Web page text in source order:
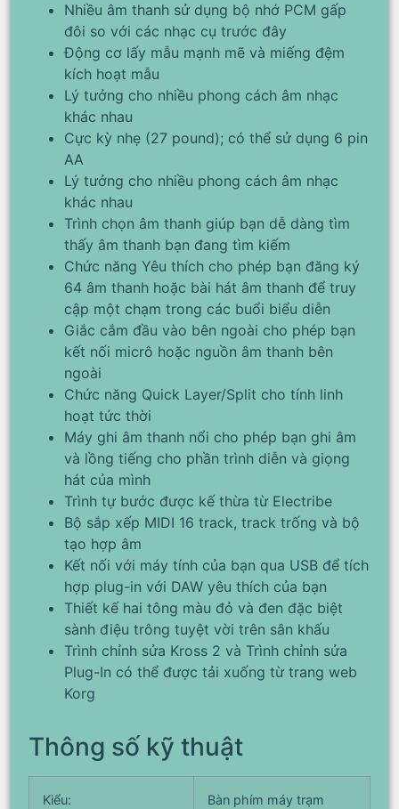
Nhiều âm thanh sử dụng bộ nhớ PCM gấp
đôi so với các nhạc cụ trước đây
Động cơ lấy mẫu mạnh mẽ và miếng đệm
kích hoạt mẫu
Lý tưởng cho nhiều phong cách âm nhạc
khác nhau
Cực kỳ nhẹ (27 pound); có thể sử dụng 6 pin
AA
Lý tưởng cho nhiều phong cách âm nhạc
khác nhau
Trình chọn âm thanh giúp bạn dễ dàng tìm
thấy âm thanh bạn đang tìm kiếm
Chức năng Yêu thích cho phép bạn đăng ký
64 âm thanh hoặc bài hát âm thanh để truy
cập một chạm trong các buổi biểu diễn
Giắc cắm đầu vào bên ngoài cho phép bạn
kết nối micrô hoặc nguồn âm thanh bên
ngoài
Chức năng Quick Layer/Split cho tính linh
hoạt tức thời
Máy ghi âm thanh nổi cho phép bạn ghi âm
và lồng tiếng cho phần trình diễn và giọng
hát của mình
Trình tự bước được kế thừa từ Electribe
Bộ sắp xếp MIDI 16 track, track trống và bộ
tạo hợp âm
Kết nối với máy tính của bạn qua USB để tích
hợp plug-in với DAW yêu thích của bạn
Thiết kế hai tông màu đỏ và đen đặc biệt
sành điệu trông tuyệt vời trên sân khấu
Trình chỉnh sửa Kross 2 và Trình chỉnh sửa
Plug-In có thể được tải xuống từ trang web
Korg
Thông số kỹ thuật
Kiểu: Bàn phím máy trạm